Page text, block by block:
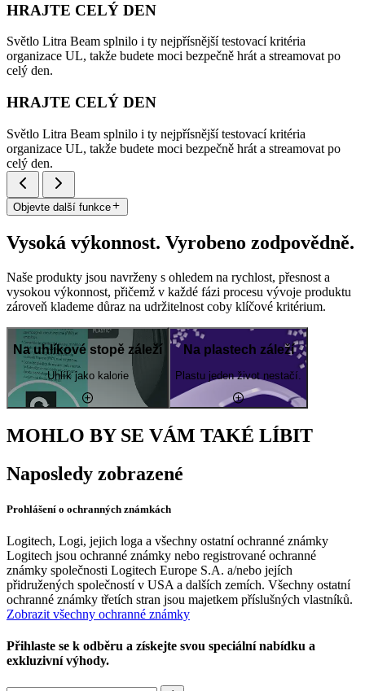
HRAJTE CELÝ DEN
Světlo Litra Beam splnilo i ty nejpřísnější testovací kritéria
organizace UL, takže budete moci bezpečně hrát a streamovat po
celý den.
HRAJTE CELÝ DEN
Světlo Litra Beam splnilo i ty nejpřísnější testovací kritéria
organizace UL, takže budete moci bezpečně hrát a streamovat po
celý den.
Objevte další funkce
Vysoká výkonnost. Vyrobeno zodpovědně.
Naše produkty jsou navrženy s ohledem na rychlost, přesnost a
vysokou výkonnost, přičemž v každé fázi procesu vývoje produktu
zároveň klademe důraz na udržitelnost coby klíčové kritérium.
Na uhlíkové stopě záleží
Uhlík jako kalorie
Na plastech záleží
Plastu jeden život nestačí.
MOHLO BY SE VÁM TAKÉ LÍBIT
Naposledy zobrazené
Prohlášení o ochranných známkách
Logitech, Logi, jejich loga a všechny ostatní ochranné známky
Logitech jsou ochranné známky nebo registrované ochranné
známky společnosti Logitech Europe S.A. a/nebo jejích
přidružených společností v USA a dalších zemích. Všechny ostatní
ochranné známky třetích stran jsou majetkem příslušných vlastníků.
Zobrazit všechny ochranné známky
Přihlaste se k odběru a získejte svou speciální nabídku a
exkluzivní výhody.